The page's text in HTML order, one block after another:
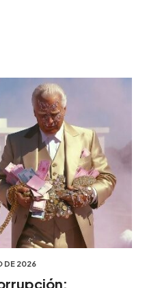
DE 2026